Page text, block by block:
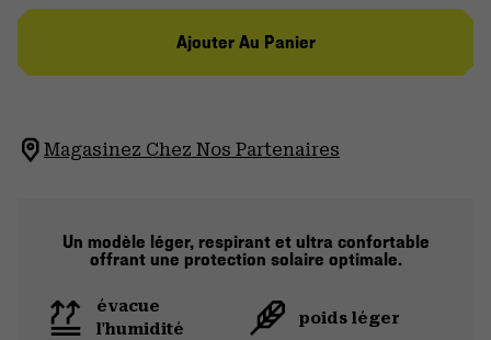
Ajouter Au Panier
Magasinez Chez Nos Partenaires
Un modèle léger, respirant et ultra confortable
offrant une protection solaire optimale.
évacue
l'humidité
poids léger